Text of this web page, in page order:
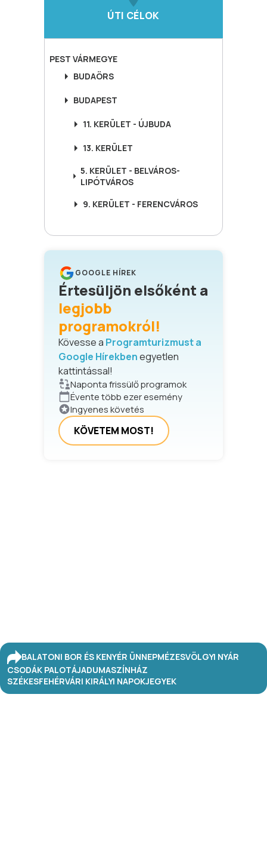
ÚTI CÉLOK
PEST VÁRMEGYE
BUDAÖRS
BUDAPEST
11. KERÜLET - ÚJBUDA
13. KERÜLET
5. KERÜLET - BELVÁROS-
LIPÓTVÁROS
9. KERÜLET - FERENCVÁROS
GOOGLE HÍREK
Értesüljön elsőként a
legjobb
programokról!
Kövesse a Programturizmust a
Google Hírekbenegyetlen
kattintással!
Naponta frissülő programok
Évente több ezer esemény
Ingyenes követés
KÖVETEM MOST!
BALATONI BOR ÉS KENYÉR ÜNNEPMÉZESVÖLGYI NYÁR
CSODÁK PALOTÁJADUMASZÍNHÁZ
SZÉKESFEHÉRVÁRI KIRÁLYI NAPOKJEGYEK